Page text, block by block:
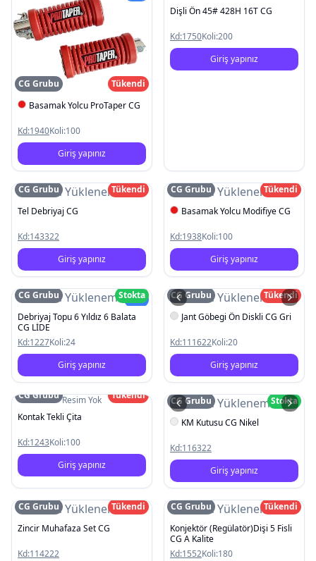
CG Grubu
Tükendi
Basamak Yolcu ProTaper CG
Kd:1940Koli:100
Giriş yapınız
Dişli Ön 45# 428H 16T CG
Kd:1750Koli:200
Giriş yapınız
Resim Yüklenemedi
CG Grubu
Tükendi
Tel Debriyaj CG
Kd:143322
Giriş yapınız
Resim Yüklenemedi
CG Grubu
Tükendi
Basamak Yolcu Modifiye CG
Kd:1938Koli:100
Giriş yapınız
Resim YüklenemediYeni
CG Grubu
Stokta
Debriyaj Topu 6 Yıldız 6 Balata
CG LİDE
Kd:1227Koli:24
Giriş yapınız
Resim Yüklenemedi
CG Grubu
Tükendi
Jant Göbegi Ön Diskli CG Gri
Kd:111622Koli:20
Giriş yapınız
Resim Yok
CG Grubu
Tükendi
Kontak Tekli Çita
Kd:1243Koli:100
Giriş yapınız
Resim Yüklenemedi
CG Grubu
Stokta
KM Kutusu CG Nikel
Kd:116322
Giriş yapınız
Resim Yüklenemedi
CG Grubu
Tükendi
Zincir Muhafaza Set CG
Kd:114222
Resim Yüklenemedi
CG Grubu
Tükendi
Konjektör (Regülatör)Dişi 5 Fisli
CG A Kalite
Kd:1552Koli:180